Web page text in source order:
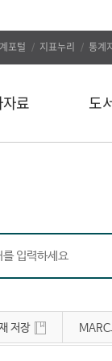
포털 지표누리 통계
료 도
인기도
정보서
유관사
공지사
저장 MARC